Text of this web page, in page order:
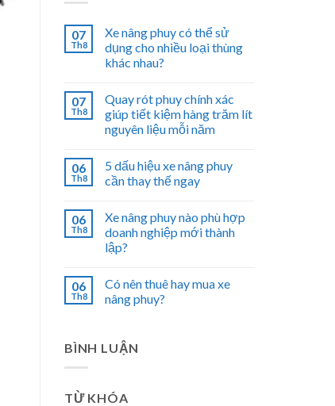
07
Th8
Xe nâng phuy có thể sử
dụng cho nhiều loại thùng
khác nhau?
07
Th8
Quay rót phuy chính xác
giúp tiết kiệm hàng trăm lít
nguyên liệu mỗi năm
06
Th8
5 dấu hiệu xe nâng phuy
cần thay thế ngay
06
Th8
Xe nâng phuy nào phù hợp
doanh nghiệp mới thành
lập?
06
Th8
Có nên thuê hay mua xe
nâng phuy?
BÌNH LUẬN
TỪ KHÓA